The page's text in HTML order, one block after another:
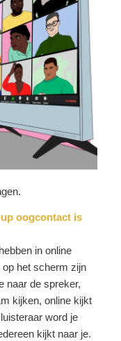
oogcontact is
in online
het scherm zijn
naar de spreker,
kijken, online kijkt
word je
kijkt naar je.